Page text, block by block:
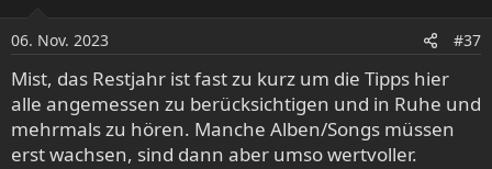
n
e
n
:
06. Nov. 2023 #37
Mist, das Restjahr ist fast zu kurz um die Tipps hier
alle angemessen zu berücksichtigen und in Ruhe und
mehrmals zu hören. Manche Alben/Songs müssen
erst wachsen, sind dann aber umso wertvoller.